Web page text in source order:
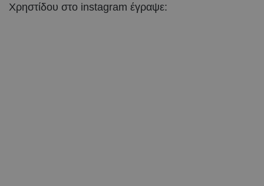
Χρηστίδου στο instagram έγραψε: